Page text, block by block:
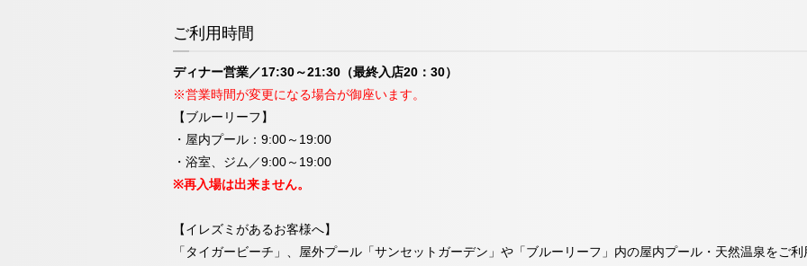
ご利用時間
ディナー営業／17:30～21:30（最終入店20：30）
※営業時間が変更になる場合が御座います。
【ブルーリーフ】
・屋内プール：9:00～19:00
・浴室、ジム／9:00～19:00
※再入場は出来ません。
【イレズミがあるお客様へ】
「タイガービーチ」、屋外プール「サンセットガーデン」や「ブルーリーフ」内の屋内プール・天然温泉をご利